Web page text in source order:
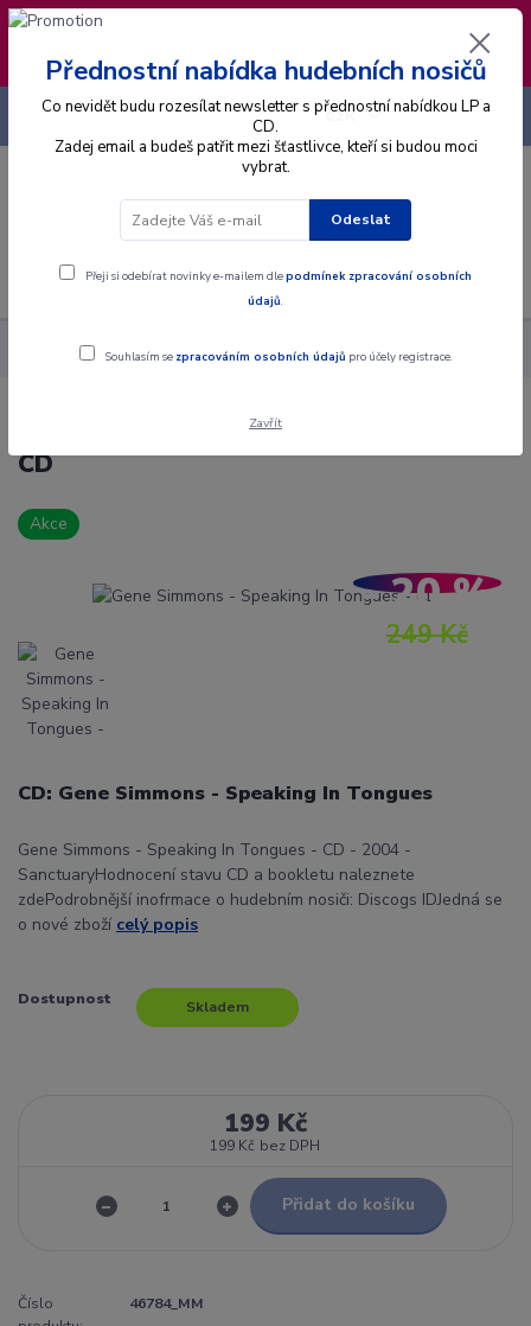
❣️ Od 4.8. do 13.8. čerpám dovolenou. Datum
expedice objednávek se posouvá na pátek
14.8.2026 🐋
Menu
CZK
+420 725 736 293
Alba CD Gene Simmons - Speaking In Tongues - CD
Gene Simmons - Speaking In Tongues -
CD
Akce
249 Kč
- 20 %
CD: Gene Simmons - Speaking In Tongues
Gene Simmons - Speaking In Tongues - CD - 2004 -
SanctuaryHodnocení stavu CD a bookletu naleznete
zdePodrobnější inofrmace o hudebním nosiči: Discogs IDJedná se
o nové zboží celý popis
Dostupnost Skladem
199 Kč
199 Kč bez DPH
Přidat do košíku
Číslo
46784_MM
Přednostní nabídka hudebních nosičů
Co nevidět budu rozesílat newsletter s přednostní nabídkou LP a
CD.
Zadej email a budeš patřit mezi šťastlivce, kteří si budou moci
vybrat.
Odeslat
Přeji si odebírat novinky e-mailem dlepodmínek zpracování osobních
údajů.
Souhlasím se zpracováním osobních údajů pro účely registrace.
Zavřít